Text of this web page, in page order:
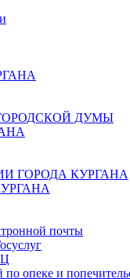
ДУМЫ
ГОРОДА КУРГАНА
почты
опеке и